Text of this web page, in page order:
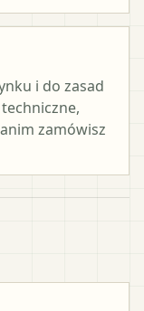
i do zasad
zamówisz